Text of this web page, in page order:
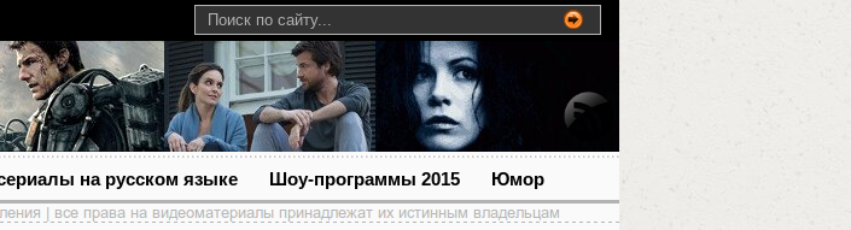
на русском языке Шоу-программы 2015 Юмор